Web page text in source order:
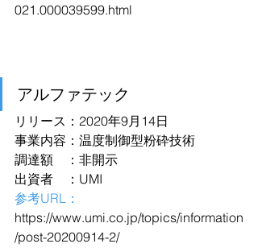
021.000039599.html
アルファテック
リリース：2020年9月14日
事業内容：温度制御型粉砕技術
調達額　：非開示
出資者　：UMI
参考URL：
https://www.umi.co.jp/topics/information
/post-20200914-2/